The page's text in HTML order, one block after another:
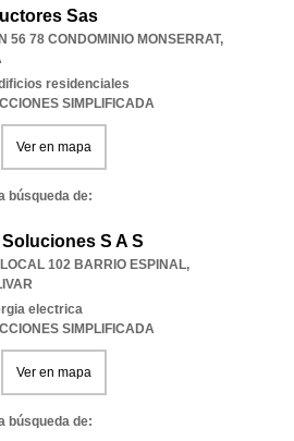
Sas
56 78 CONDOMINIO MONSERRAT,
residenciales
SIMPLIFICADA
Ver en mapa
búsqueda de:
S A S
102 BARRIO ESPINAL,
electrica
SIMPLIFICADA
Ver en mapa
búsqueda de: